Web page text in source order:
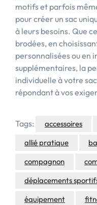
motifs et parfois
pour créer un sac
à leurs besoins. Que
brodées, en
personnalisées ou en
supplémentaires, la
individuelle à votre
répondant à vos
Tags: accessoires
allié pratique
compagnon
déplacements
équipement